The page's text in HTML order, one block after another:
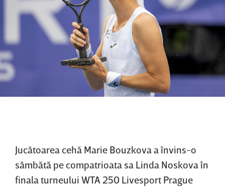
Jucătoarea cehă Marie Bouzkova a învins-o
sâmbătă pe compatrioata sa Linda Noskova în
finala turneului WTA 250 Livesport Prague